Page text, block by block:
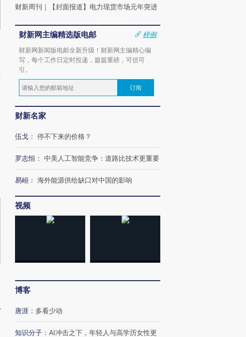
财新周刊 ｜ 【封面报道】电力现货市场元年突进
财新网主编精选版电邮
样例
财新网新闻版电邮全新升级！财新网主编精心编
写，每个工作日定时投递，篇篇重磅，可信可
引。
订阅
财新名家
伍戈 ： 停不下来的价格？
罗志恒 ： 中美人工智能竞争：道路比技术更重要
易峘 ： 海外能源供给缺口对中国的影响
视频
博客
唐涯 ： 多看少动
知识分子 ： AI冲击之下，年轻人与高学历女性更